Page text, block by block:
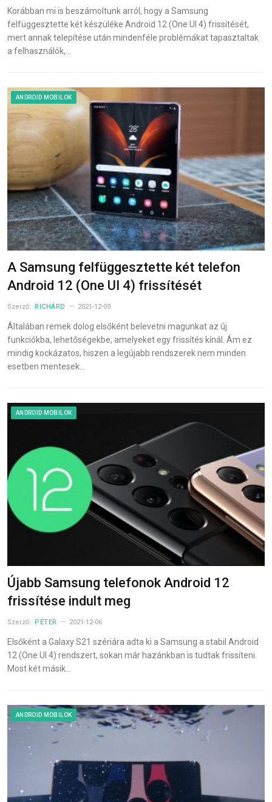
Korábban mi is beszámoltunk arról, hogy a Samsung
felfüggesztette két készüléke Android 12 (One UI 4) frissítését,
mert annak telepítése után mindenféle problémákat tapasztaltak
a felhasználók,…
ANDROID MOBILOK
A Samsung felfüggesztette két telefon
Android 12 (One UI 4) frissítését
Szerző: RICHÁRD 2021-12-09
Általában remek dolog elsőként belevetni magunkat az új
funkciókba, lehetőségekbe, amelyeket egy frissítés kínál. Ám ez
mindig kockázatos, hiszen a legújabb rendszerek nem minden
esetben mentesek…
ANDROID MOBILOK
Újabb Samsung telefonok Android 12
frissítése indult meg
Szerző: PÉTER 2021-12-06
Elsőként a Galaxy S21 szériára adta ki a Samsung a stabil Android
12 (One UI 4) rendszert, sokan már hazánkban is tudtak frissíteni.
Most két másik…
ANDROID MOBILOK